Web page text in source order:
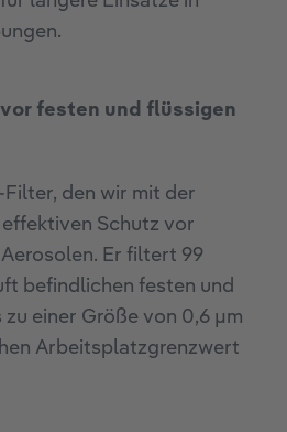
festen und flüssigen
Filter, den wir mit der
Schutz vor
Er filtert 99
befindlichen festen und
einer Größe von 0,6 µm
Arbeitsplatzgrenzwert